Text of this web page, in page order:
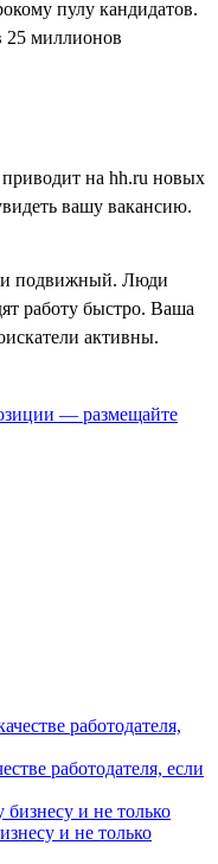
пулу кандидатов.
25 миллионов
на hh.ru новых
вашу вакансию.
подвижный. Люди
работу быстро. Ваша
активны.
— размещайте
работодателя, если
и не только